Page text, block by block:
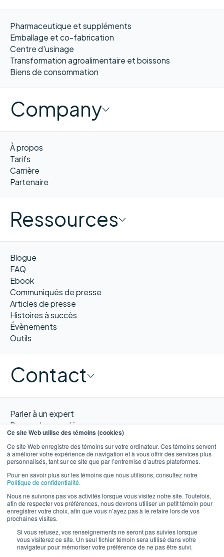
Ce site Web utilise des témoins (cookies)
Ce site Web enregistre des témoins sur votre ordinateur. Ces témoins servent
à améliorer votre expérience de navigation et à vous offrir des services plus
personnalisés, tant sur ce site que par l’entremise d’autres plateformes.
Pour en savoir plus sur les témoins que nous utilisons, consultez notre
Politique de confidentialité.
Nous ne suivrons pas vos activités lorsque vous visitez notre site. Toutefois,
afin de respecter vos préférences, nous devrons utiliser un petit témoin pour
enregistrer votre choix, afin que vous n’ayez pas à le refaire lors de vos
prochaines visites.
Si vous refusez, vos renseignements ne seront pas suivies lorsque
vous visiterez ce site. Un seul fichier témoin sera utilisé dans votre
navigateur pour mémoriser votre préférence de ne pas être suivi.
Pharmaceutique et suppléments
Emballage et co-fabrication
Centre d'usinage
Transformation agroalimentaire et boissons
Biens de consommation
Company
À propos
Tarifs
Carrière
Partenaire
Ressources
Blogue
FAQ
Ebook
Communiqués de presse
Articles de presse
Histoires à succès
Évènements
Outils
Contact
Parler à un expert
Demander une démo
Obtenir un devis
Contacter nous
EN
©WORXIMITY 2023